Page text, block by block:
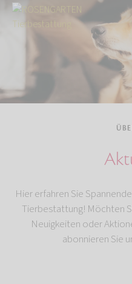
Hier erfahren Sie
Tierbestattung! Möchten
Neuigkeiten oder
abonnieren Sie